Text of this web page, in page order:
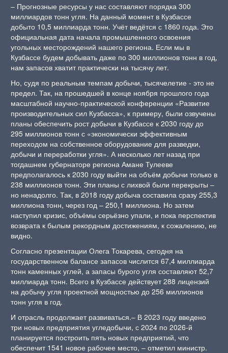
– Прогнозные ресурсы у нас составляют порядка 300
миллиардов тонн угля. На данный момент в Кузбассе
добыто 10,5 миллиарда тонн. Учёт ведётся с 1860 года. Это
официальная дата начала промышленного освоения
угольных месторождений нашего региона. Если мы в
Кузбассе будем добывать даже по 300 миллионов тонн в год,
нам запасов хватит практически на тысячу лет.
Но, судя по реальным темпам добычи, тысячелетие ‑ это не
предел. Так, на прошедшей в конце ноября прошлого года
масштабной научно-практической конференции «Развитие
производительных сил Кузбасса», к примеру, были озвучены
планы обеспечить рост добычи в Кузбассе к 2030 году до
295 миллионов тонн с «экономически эффективным
переходом на собственное оборудование для разведки,
добычи и переработки угля». А несколько лет назад при
тогдашнем губернаторе региона Амане Тулееве
предполагалось к 2030 году выйти на объём добычи только в
238 миллионов тонн. Эти планы с лихвой были перекрыты –
но ненадолго. Так, в 2018 году добыча составила сразу 255,3
миллиона тонн, через год – 250,1 миллиона. Но затем
наступил кризис, объёмы серьёзно упали, и пока перспектив
возврата к былым рекордным достижениям, к сожалению, не
видно.
Согласно презентации Олега Токарева, сегодня на
государственном балансе запасов числится 67,4 миллиарда
тонн каменных углей, а запасы бурого угля составляют 52,7
миллиарда тонн. Всего в Кузбассе действует 288 лицензий
на добычу угля проектной мощностью до 256 миллионов
тонн угля в год.
И отрасль продолжает развиваться.– В 2023 году введено
три новых предприятия угледобычи, с 2024 по 2026-й
планируется построить пять новых предприятий, что
обеспечит 1541 новое рабочее место, – отметил министр.